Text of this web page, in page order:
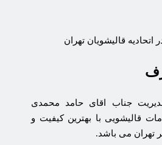
قالیشویان تهران
جناب اقای حامد محمدی
قالیشویی با بهترین کیفیت و
تهران می باشد.